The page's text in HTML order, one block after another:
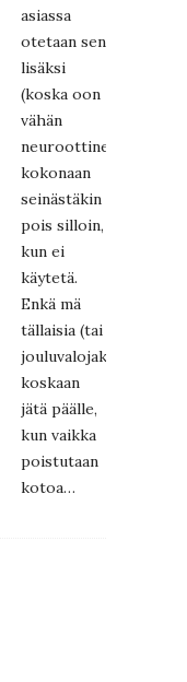
asiassa
otetaan sen
lisäksi
(koska oon
vähän
neuroottinen)
kokonaan
seinästäkin
pois silloin,
kun ei
käytetä.
Enkä mä
tällaisia (tai
jouluvalojakaan)
koskaan
jätä päälle,
kun vaikka
poistutaan
kotoa…